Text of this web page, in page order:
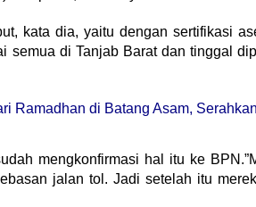
kata dia, yaitu dengan sertifikasi
semua di Tanjab Barat dan tinggal
Ramadhan di Batang Asam,
mengkonfirmasi hal itu ke
jalan tol. Jadi setelah itu